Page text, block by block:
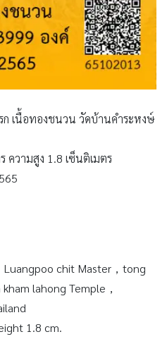
เนื้อทองชนวน วัดบ้านคำระหงษ์
ความสูง 1.8 เซ็นติเมตร
chit Master，tong
lahong Temple，
1.8 cm.